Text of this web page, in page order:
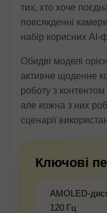
тих, хто хоче
повсякденні
набір корисних AI-
Обидві моделі
активне щоденне
роботу з
але кожна з них
сценарії
Ключові
AMOLED-
120 Гц